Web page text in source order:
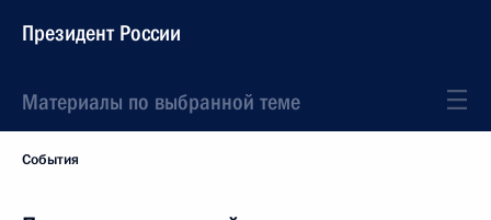
Президент России
Материалы по выбранной теме
События